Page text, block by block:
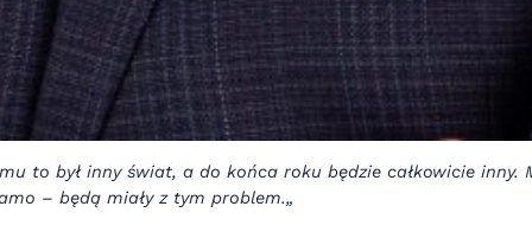
to był inny świat, a do końca roku będzie całkowicie
– będą miały z tym problem.„